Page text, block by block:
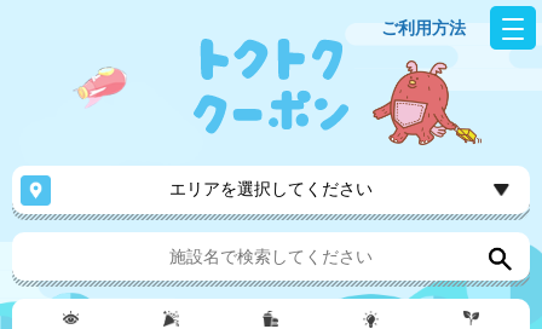
ご利用方法
エリアを選択してください